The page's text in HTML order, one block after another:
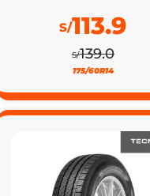
S/139.0
S/113.9
175/60R14